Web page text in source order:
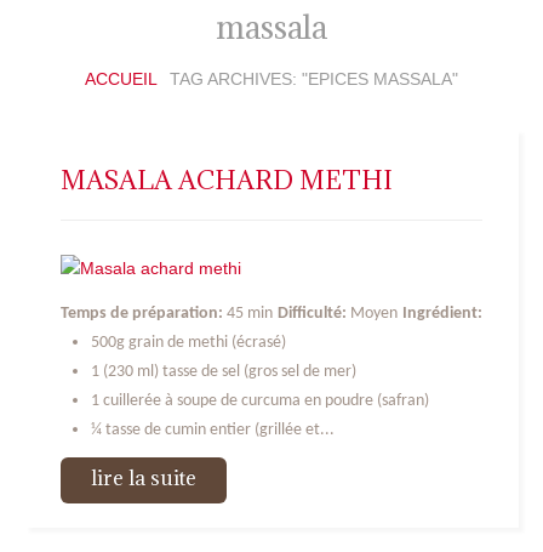
massala
ACCUEIL TAG ARCHIVES: "EPICES MASSALA"
MASALA ACHARD METHI
Temps de préparation: 45 min Difficulté: Moyen Ingrédient:
500g grain de methi (écrasé)
1 (230 ml) tasse de sel (gros sel de mer)
1 cuillerée à soupe de curcuma en poudre (safran)
¼ tasse de cumin entier (grillée et...
lire la suite